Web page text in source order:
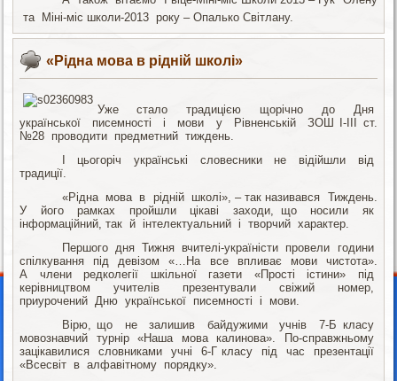
та Міні-міс школи-2013 року – Опалько Світлану.
«Рідна мова в рідній школі»
Уже стало традицією щорічно до Дня
української писемності і мови у Рівненській ЗОШ І-ІІІ ст.
№28 проводити предметний тиждень.
І цьогоріч українські словесники не відійшли від
традиції.
«Рідна мова в рідній школі», – так називався Тиждень.
У його рамках пройшли цікаві заходи, що носили як
інформаційний, так й інтелектуальний і творчий характер.
Першого дня Тижня вчителі-україністи провели години
спілкування під девізом «…На все впливає мови чистота».
А члени редколегії шкільної газети «Прості істини» під
керівництвом учителів презентували свіжий номер,
приурочений Дню української писемності і мови.
Вірю, що не залишив байдужими учнів 7-Б класу
мовознавчий турнір «Наша мова калинова». По-справжньому
зацікавилися словниками учні 6-Г класу під час презентації
«Всесвіт в алфавітному порядку».